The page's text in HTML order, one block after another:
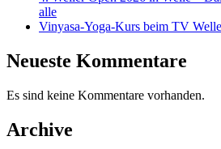
alle
Vinyasa-Yoga-Kurs beim TV
Neueste Kommentare
Es sind keine Kommentare vorhanden.
Archive